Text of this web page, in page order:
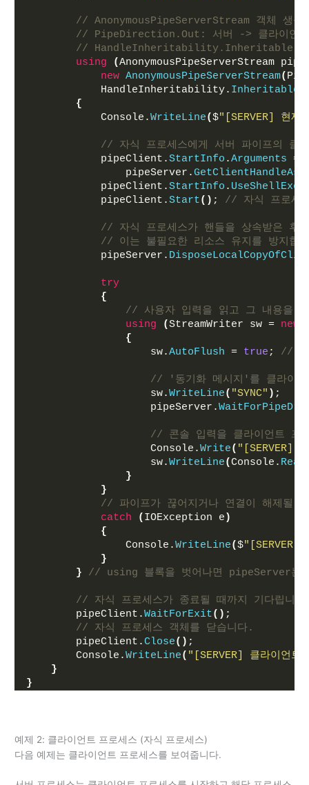
// AnonymousPipeServerStream 객체 생성
// PipeDirection.Out: 서버 -> 클라이언트
// HandleInheritability.Inheritable: 자식
using
(AnonymousPipeServerStream
new AnonymousPipeServerStream(
            HandleInheritability.
Inheritable
{
            Console.
WriteLine($"[SERVER] 현
// 자식 프로세스에게 서버 파이프의 클
            pipeClient.
StartInfo .Arguments =
                pipeServer.
            pipeClient.
StartInfo .
            pipeClient.
Start() ; // 자식 프로세
// 자식 프로세스가 핸들을 상속받은 후,
// 이는 불필요한 리소스 유지를 방지합
            pipeServer.
try
{
// 사용자 입력을 읽고 그 내용을 클
using
(StreamWriter sw = new
{
                    sw.
AutoFlush = true ; // 매
// '동기화 메시지'를 클라이언
                    sw.
WriteLine( "SYNC" ) ;
                    pipeServer.
// 콘솔 입력을 클라이언트 프
                    Console.
Write( "[SERVER]
                    sw.
WriteLine(Console.
}
}
// 파이프가 끊어지거나 연결이 해제될
catch
( IOException e )
{
                Console.
WriteLine($
}
}
// using 블록을 벗어나면 pipeServer는
// 자식 프로세스가 종료될 때까지 기다립니
        pipeClient.
WaitForExit() ;
// 자식 프로세스 객체를 닫습니다.
        pipeClient.
Close() ;
        Console.
WriteLine( "[SERVER] 클라이언
}
}
예제 2: 클라이언트 프로세스 (자식 프로세스)
다음 예제는 클라이언트 프로세스를 보여줍니다.